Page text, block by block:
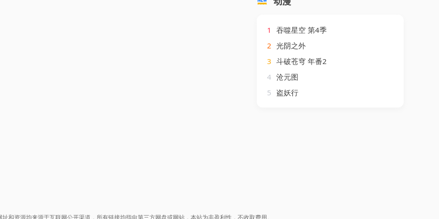
1
吞噬星空 第4季
2 光阴之外
3 斗破苍穹 年番2
4 沧元图
5 盗妖行
和资源均来源于互联网公开渠道，所有链接均指向第三方网盘或网站，本站为非盈利性，不收取费用。